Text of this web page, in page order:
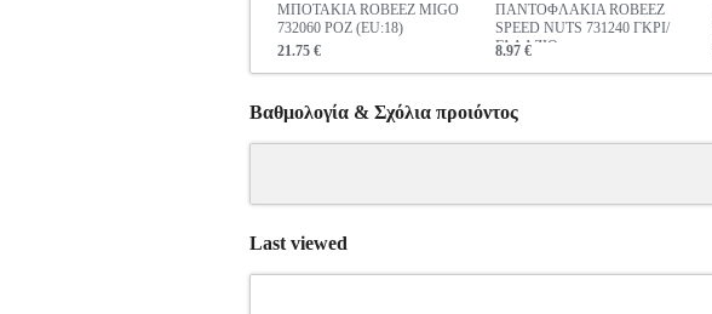
ΜΠΟΤΑΚΙΑ ROBEEZ MIGO
732060 ΡΟΖ (EU:18)
21.75 €
ΠΑΝΤΟΦΛΑΚΙΑ ROBEEZ
SPEED NUTS 731240 ΓΚΡΙ/
ΓΑΛΑΖΙΟ
8.97 €
Βαθμολογία & Σχόλια προιόντος
Last viewed